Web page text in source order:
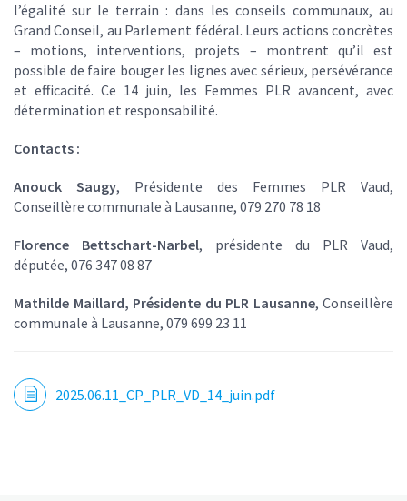
l’égalité sur le terrain : dans les conseils communaux, au
Grand Conseil, au Parlement fédéral. Leurs actions concrètes
– motions, interventions, projets – montrent qu’il est
possible de faire bouger les lignes avec sérieux, persévérance
et efficacité. Ce 14 juin, les Femmes PLR avancent, avec
détermination et responsabilité.
Contacts :
Anouck Saugy, Présidente des Femmes PLR Vaud,
Conseillère communale à Lausanne, 079 270 78 18
Florence Bettschart-Narbel, présidente du PLR Vaud,
députée, 076 347 08 87
Mathilde Maillard, Présidente du PLR Lausanne, Conseillère
communale à Lausanne, 079 699 23 11
2025.06.11_CP_PLR_VD_14_juin.pdf